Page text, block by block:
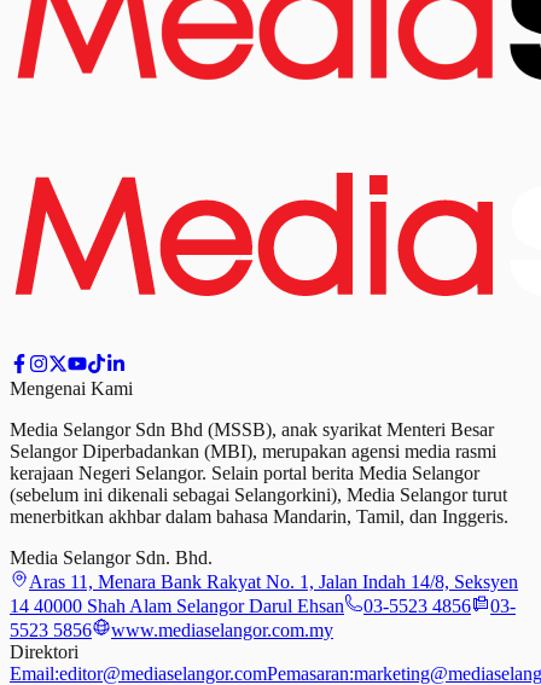
Mengenai Kami
Media Selangor Sdn Bhd (MSSB), anak syarikat Menteri Besar
Selangor Diperbadankan (MBI), merupakan agensi media rasmi
kerajaan Negeri Selangor. Selain portal berita Media Selangor
(sebelum ini dikenali sebagai Selangorkini), Media Selangor turut
menerbitkan akhbar dalam bahasa Mandarin, Tamil, dan Inggeris.
Media Selangor Sdn. Bhd.
Aras 11, Menara Bank Rakyat No. 1, Jalan Indah 14/8, Seksyen
14 40000 Shah Alam Selangor Darul Ehsan
03-5523 4856
03-
5523 5856
www.mediaselangor.com.my
Direktori
Email:editor@mediaselangor.comPemasaran: